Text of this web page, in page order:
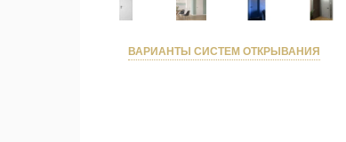
ВАРИАНТЫ СИСТЕМ ОТКРЫВАНИЯ